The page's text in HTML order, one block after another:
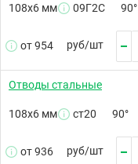
108х6 мм 09Г2С 90°
от 954 руб/шт
Отводы стальные
108х6 мм ст20 90°
от 936 руб/шт